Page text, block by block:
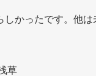
かったです。他
草